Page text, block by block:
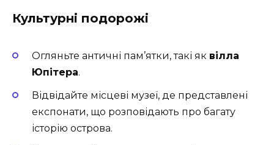
Культурні подорожі
Огляньте античні пам’ятки, такі як вілла
Юпітера.
Відвідайте місцеві музеї, де представлені
експонати, що розповідають про багату
історію острова.